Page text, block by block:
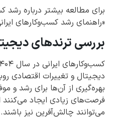
برای مطالعه بیشتر درباره رشد
«راهنمای رشد کسب‌وکارهای
بررسی ترندهای
دیجیتال و تغییرات اقتصادی
بهره‌گیری از آن‌ها برای رشد و
فرصت‌های زیادی ایجاد می‌کنند
می‌توانند چالش‌آفرین نیز باشند.